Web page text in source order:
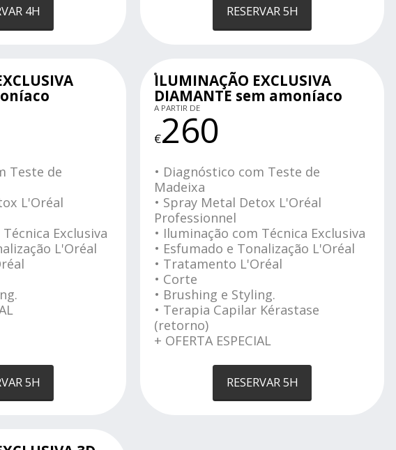
4H RESERVAR 5H
Teste de
L'Oréal
Exclusiva
L'Oréal
5H
ILUMINAÇÃO EXCLUSIVA
DIAMANTE sem amoníaco
A PARTIR DE
€260
• Diagnóstico com Teste de
Madeixa
• Spray Metal Detox L'Oréal
Professionnel
• Iluminação com Técnica Exclusiva
• Esfumado e Tonalização L'Oréal
• Tratamento L'Oréal
• Corte
• Brushing e Styling.
• Terapia Capilar Kérastase
(retorno)
+ OFERTA ESPECIAL
RESERVAR 5H